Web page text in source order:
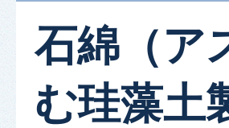
石綿（ア
む珪藻土